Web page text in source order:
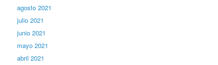
agosto 2021
julio 2021
junio 2021
mayo 2021
abril 2021